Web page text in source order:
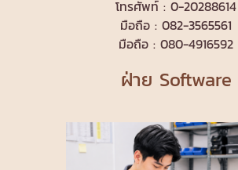
โทรศัพท์ : 0-20288614
มือถือ : 082-3565561
มือถือ : 080-4916592
ฝ่าย Software